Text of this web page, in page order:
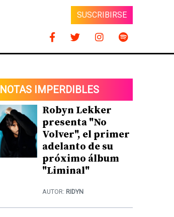
SUSCRIBIRSE
NOTAS IMPERDIBLES
Robyn Lekker
presenta "No
Volver", el primer
adelanto de su
próximo álbum
"Liminal"
AUTOR: RIDYN